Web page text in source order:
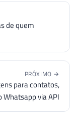
de quem
PRÓXIMO →
para contatos,
via API